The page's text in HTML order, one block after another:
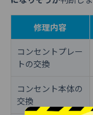
修理内容
コンセントプレー
トの交換
コンセント本体の
交換